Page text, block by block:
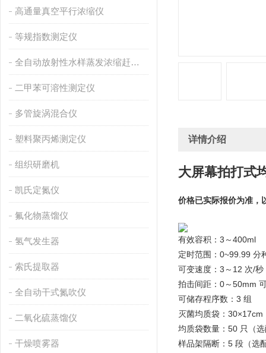
高通量真空平行浓缩仪
等规指数测定仪
全自动放射性水样蒸发浓缩赶酸仪
二甲苯可溶性测定仪
多管旋涡混合仪
塑料聚丙烯测定仪
组织研磨机
凯氏定氮仪
氟化物蒸馏仪
氢气发生器
索氏提取器
全自动干式氮吹仪
二氧化硫蒸馏仪
干燥喷雾器
详情介绍
大屏幕拍打式
价格已实际报价为准，
有效容积：3～400ml
定时范围：0~99.99 分
可变速度：3～12 次/秒
拍击间距：0～50mm
可储存程序数：3 组
灭菌均质袋：30×17cm
均质袋数量：50 只（
样品架隔断：5 段（选